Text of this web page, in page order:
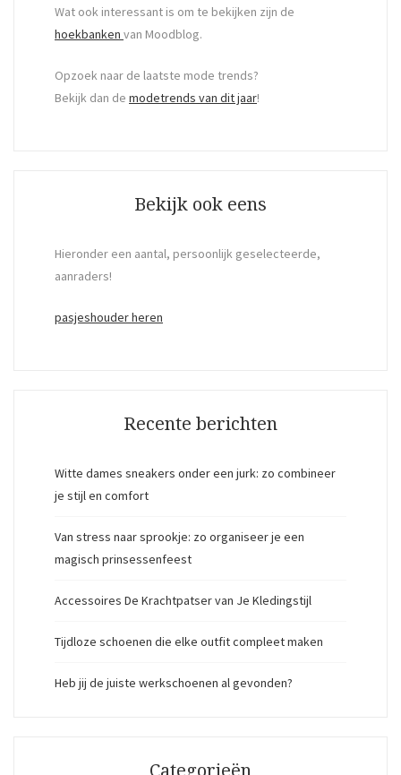
Wat ook interessant is om te bekijken zijn de
hoekbanken van Moodblog.
Opzoek naar de laatste mode trends?
Bekijk dan de modetrends van dit jaar!
Bekijk ook eens
Hieronder een aantal, persoonlijk geselecteerde,
aanraders!
pasjeshouder heren
Recente berichten
Witte dames sneakers onder een jurk: zo combineer
je stijl en comfort
Van stress naar sprookje: zo organiseer je een
magisch prinsessenfeest
Accessoires De Krachtpatser van Je Kledingstijl
Tijdloze schoenen die elke outfit compleet maken
Heb jij de juiste werkschoenen al gevonden?